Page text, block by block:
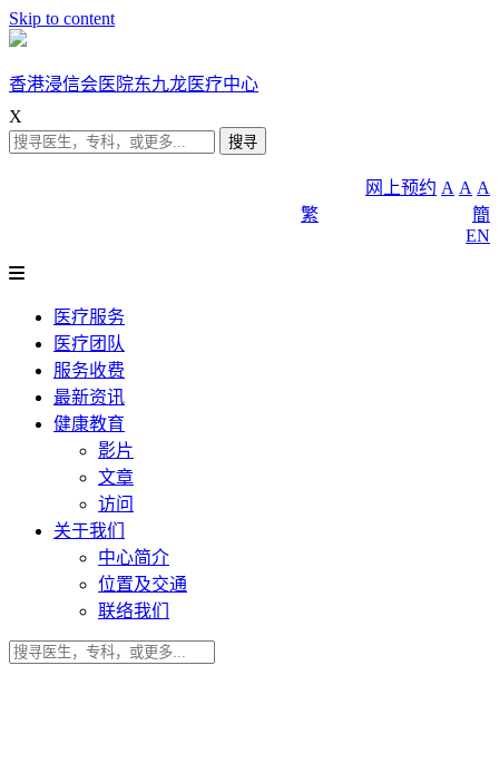
Skip to content
香港浸信会医院东九龙医疗中心
X
网上预约 A A A
繁
簡
EN
医疗服务
医疗团队
服务收费
最新资讯
健康教育
影片
文章
访问
关于我们
中心简介
位置及交通
联络我们